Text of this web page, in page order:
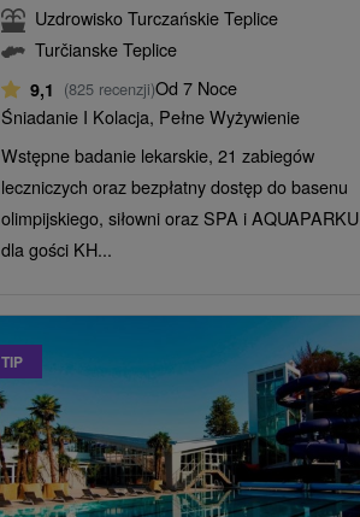
Uzdrowisko Turczańskie Teplice
Turčianske Teplice
9,1 (825 recenzji)Od 7 Noce
Śniadanie I Kolacja, Pełne Wyżywienie
Wstępne badanie lekarskie, 21 zabiegów
leczniczych oraz bezpłatny dostęp do basenu
olimpijskiego, siłowni oraz SPA i AQUAPARKU
dla gości KH...
TIP